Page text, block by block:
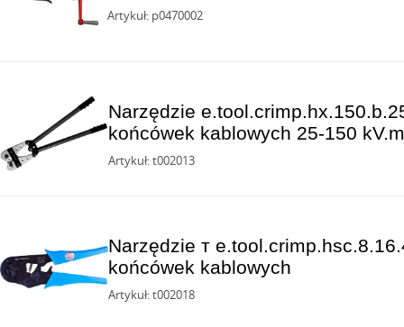
Artykuł: p0470002
Narzędzie
końcówek kablowych 25-150
Artykuł: t002013
Narzędzie т
końcówek kablowych
Artykuł: t002018